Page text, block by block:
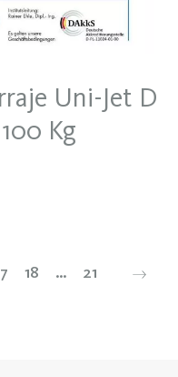
Uni-Jet D
Kg
18 … 21